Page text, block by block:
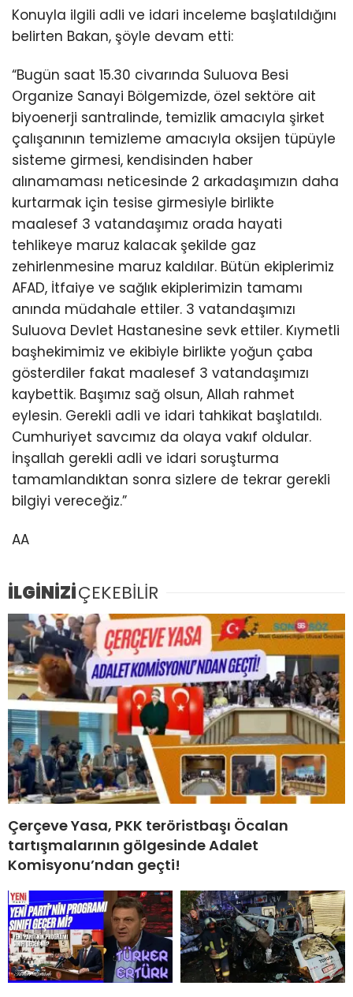
Konuyla ilgili adli ve idari inceleme başlatıldığını
belirten Bakan, şöyle devam etti:
“Bugün saat 15.30 civarında Suluova Besi
Organize Sanayi Bölgemizde, özel sektöre ait
biyoenerji santralinde, temizlik amacıyla şirket
çalışanının temizleme amacıyla oksijen tüpüyle
sisteme girmesi, kendisinden haber
alınamaması neticesinde 2 arkadaşımızın daha
kurtarmak için tesise girmesiyle birlikte
maalesef 3 vatandaşımız orada hayati
tehlikeye maruz kalacak şekilde gaz
zehirlenmesine maruz kaldılar. Bütün ekiplerimiz
AFAD, İtfaiye ve sağlık ekiplerimizin tamamı
anında müdahale ettiler. 3 vatandaşımızı
Suluova Devlet Hastanesine sevk ettiler. Kıymetli
başhekimimiz ve ekibiyle birlikte yoğun çaba
gösterdiler fakat maalesef 3 vatandaşımızı
kaybettik. Başımız sağ olsun, Allah rahmet
eylesin. Gerekli adli ve idari tahkikat başlatıldı.
Cumhuriyet savcımız da olaya vakıf oldular.
İnşallah gerekli adli ve idari soruşturma
tamamlandıktan sonra sizlere de tekrar gerekli
bilgiyi vereceğiz.”
AA
İLGİNİZİÇEKEBİLİR
Çerçeve Yasa, PKK teröristbaşı Öcalan
tartışmalarının gölgesinde Adalet
Komisyonu’ndan geçti!